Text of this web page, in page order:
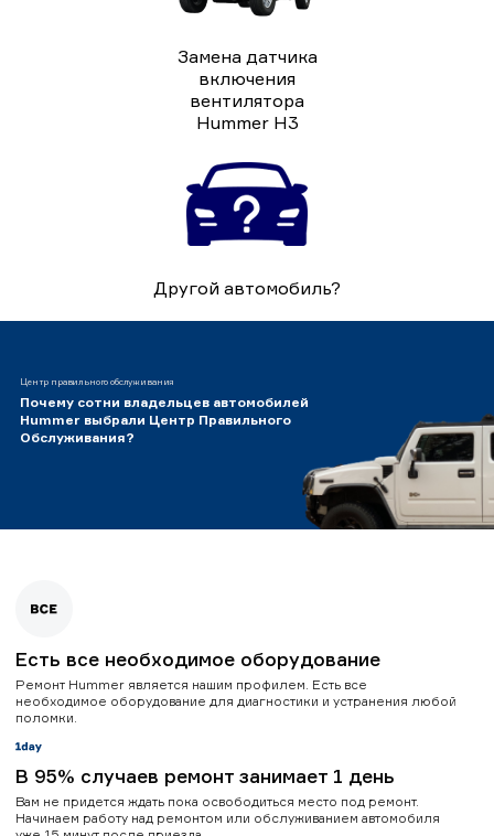
Замена датчика
включения
вентилятора
Hummer H3
Другой автомобиль?
Центр правильного обслуживания
Почему сотни владельцев автомобилей
Hummer выбрали Центр Правильного
Обслуживания?
Есть все необходимое оборудование
Ремонт Hummer является нашим профилем. Есть все
необходимое оборудование для диагностики и устранения любой
поломки.
В 95% случаев ремонт занимает 1 день
Вам не придется ждать пока освободиться место под ремонт.
Начинаем работу над ремонтом или обслуживанием автомобиля